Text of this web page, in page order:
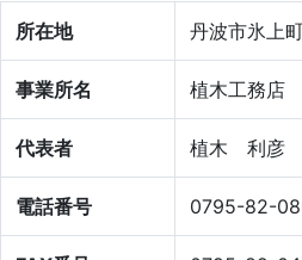
所在地 丹波市氷上
事業所名 植木工務店
代表者 植木 利彦
電話番号 0795-82-